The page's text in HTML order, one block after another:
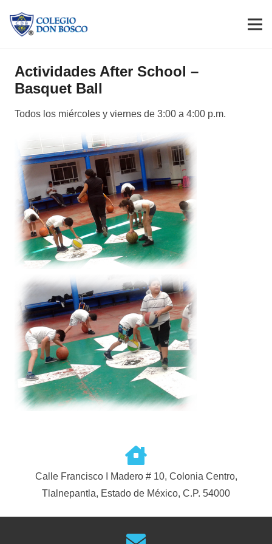
Actividades After School –
Basquet Ball
Todos los miércoles y viernes de 3:00 a 4:00 p.m.
Calle Francisco I Madero # 10, Colonia Centro,
Tlalnepantla, Estado de México, C.P. 54000